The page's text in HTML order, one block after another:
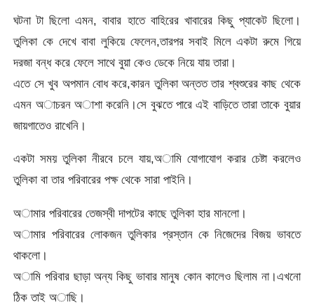
ঘটনা টা ছিলো এমন, বাবার হাতে বাহিরের খাবারের কিছু প্যাকেট ছিলো।
তুলিকা কে দেখে বাবা লুকিয়ে ফেলেন,তারপর সবাই মিলে একটা রুমে গিয়ে
দরজা বন্ধ করে ফেলে সাথে বুয়া কেও ডেকে নিয়ে যায় তারা।
এতে সে খুব অপমান বোধ করে,কারন তুলিকা অন্তত তার শ্বশুরের কাছ থেকে
এমন অাচরন অাশা করেনি।সে বুঝতে পারে এই বাড়িতে তারা তাকে বুয়ার
জায়গাতেও রাখেনি।
একটা সময় তুলিকা নীরবে চলে যায়,অামি যোগাযোগ করার চেষ্টা করলেও
তুলিকা বা তার পরিবারের পক্ষ থেকে সারা পাইনি।
অামার পরিবারের তেজস্বী দাপটের কাছে তুলিকা হার মানলো।
অামার পরিবারের লোকজন তুলিকার প্রস্তান কে নিজেদের বিজয় ভাবতে
থাকলো।
অামি পরিবার ছাড়া অন্য কিছু ভাবার মানুষ কোন কালেও ছিলাম না।এখনো
ঠিক তাই অাছি।